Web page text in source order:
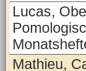
Lucas,
Mathieu,